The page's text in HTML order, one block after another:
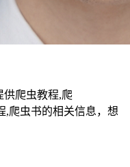
供爬虫教程,爬
,爬虫书的相关信息，想